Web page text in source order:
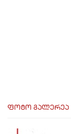
ფოტო გალერეა